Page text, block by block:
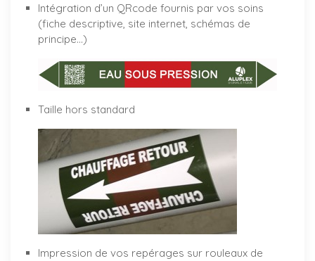
Intégration d’un QRcode fournis par vos soins
(fiche descriptive, site internet, schémas de
principe…)
Taille hors standard
Impression de vos repérages sur rouleaux de